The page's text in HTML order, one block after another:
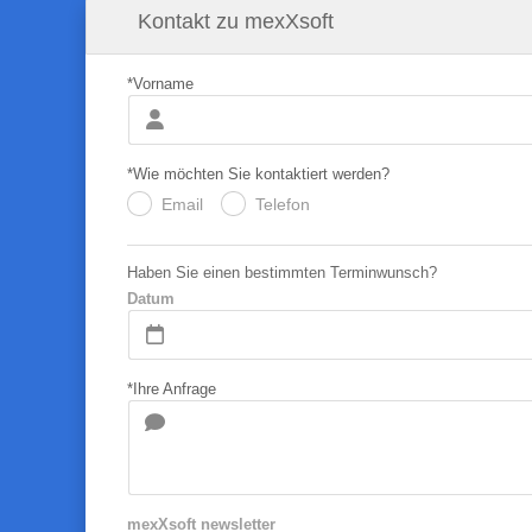
Kontakt zu mexXsoft
*Vorname
*Wie möchten Sie kontaktiert werden?
Email Telefon
Haben Sie einen bestimmten Terminwunsch?
Datum
*Ihre Anfrage
mexXsoft newsletter